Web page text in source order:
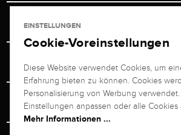
Ladengeschäft
Versand & Zahlung
Ratgeber
Service
Newsletterabmeldung
Retouren-Service
Juwelier Brogle
Über uns
Unternehmen
Persönlicher Berater
EINSTELLUNGEN
Cookie-Voreinstellungen
Diese Website verwendet Cookies, um
Erfahrung bieten zu können. Cookies
Personalisierung von Werbung
Einstellungen anpassen oder alle Cookies
Mehr Informationen ...